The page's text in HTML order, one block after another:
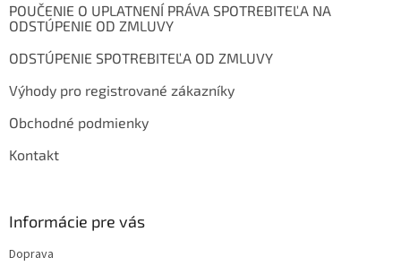
POUČENIE O UPLATNENÍ PRÁVA SPOTREBITEĽA NA
ODSTÚPENIE OD ZMLUVY
ODSTÚPENIE SPOTREBITEĽA OD ZMLUVY
Výhody pro registrované zákazníky
Obchodné podmienky
Kontakt
Informácie pre vás
Doprava